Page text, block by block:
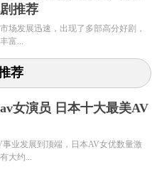
推荐
场发展迅速，出现了多部高分好剧，
富...
荐
女演员 日本十大最美AV
事业发展到顶端，日本AV女优数量激
大约...